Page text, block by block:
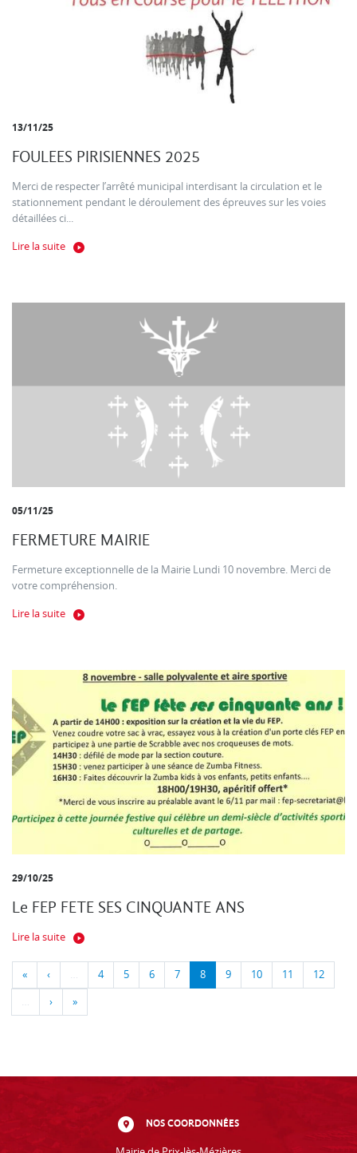
13/11/25
FOULEES PIRISIENNES 2025
Merci de respecter l’arrêté municipal interdisant la circulation et le
stationnement pendant le déroulement des épreuves sur les voies
détaillées ci...
Lire la suite
05/11/25
FERMETURE MAIRIE
Fermeture exceptionnelle de la Mairie Lundi 10 novembre. Merci de
votre compréhension.
Lire la suite
29/10/25
Le FEP FETE SES CINQUANTE ANS
Lire la suite
« ‹ … 4 5 6 7 8 9 10 11 12
… › »
NOS COORDONNÉES